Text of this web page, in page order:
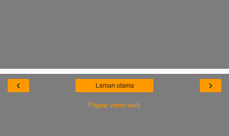
‹ ›
Laman utama
Papar versi web